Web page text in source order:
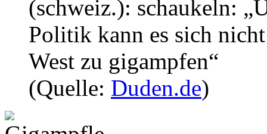
(schweiz.): schaukeln:
Politik kann es sich
West zu gigampfen“
(Quelle: Duden.de)